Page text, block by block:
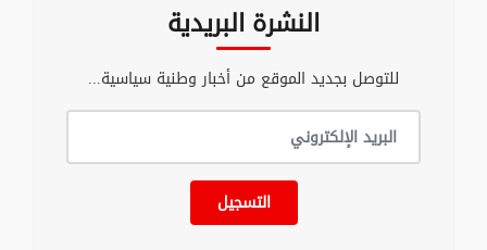
النشرة البريدية
للتوصل بجديد الموقع من أخبار وطنية سياسية...
التسجيل